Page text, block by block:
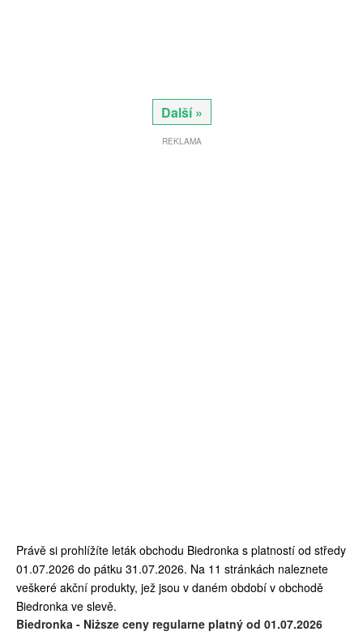
Další »
REKLAMA
Právě si prohlížíte leták obchodu Biedronka s platností od středy
01.07.2026 do pátku 31.07.2026. Na 11 stránkách naleznete
veškeré akční produkty, jež jsou v daném období v obchodě
Biedronka ve slevě.
Biedronka - Niższe ceny regularne platný od 01.07.2026